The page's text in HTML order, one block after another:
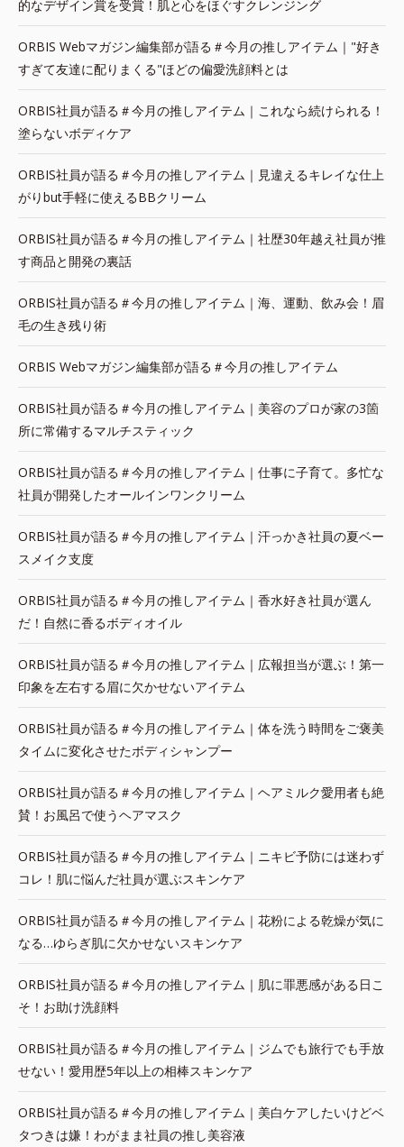
的なデザイン賞を受賞！肌と心をほぐすクレンジング
ORBIS Webマガジン編集部が語る＃今月の推しアイテム｜"好き
すぎて友達に配りまくる"ほどの偏愛洗顔料とは
ORBIS社員が語る＃今月の推しアイテム｜これなら続けられる！
塗らないボディケア
ORBIS社員が語る＃今月の推しアイテム｜見違えるキレイな仕上
がりbut手軽に使えるBBクリーム
ORBIS社員が語る＃今月の推しアイテム｜社歴30年越え社員が推
す商品と開発の裏話
ORBIS社員が語る＃今月の推しアイテム｜海、運動、飲み会！眉
毛の生き残り術
ORBIS Webマガジン編集部が語る＃今月の推しアイテム
ORBIS社員が語る＃今月の推しアイテム｜美容のプロが家の3箇
所に常備するマルチスティック
ORBIS社員が語る＃今月の推しアイテム｜仕事に子育て。多忙な
社員が開発したオールインワンクリーム
ORBIS社員が語る＃今月の推しアイテム｜汗っかき社員の夏ベー
スメイク支度
ORBIS社員が語る＃今月の推しアイテム｜香水好き社員が選ん
だ！自然に香るボディオイル
ORBIS社員が語る＃今月の推しアイテム｜広報担当が選ぶ！第一
印象を左右する眉に欠かせないアイテム
ORBIS社員が語る＃今月の推しアイテム｜体を洗う時間をご褒美
タイムに変化させたボディシャンプー
ORBIS社員が語る＃今月の推しアイテム｜ヘアミルク愛用者も絶
賛！お風呂で使うヘアマスク
ORBIS社員が語る＃今月の推しアイテム｜ニキビ予防には迷わず
コレ！肌に悩んだ社員が選ぶスキンケア
ORBIS社員が語る＃今月の推しアイテム｜花粉による乾燥が気に
なる…ゆらぎ肌に欠かせないスキンケア
ORBIS社員が語る＃今月の推しアイテム｜肌に罪悪感がある日こ
そ！お助け洗顔料
ORBIS社員が語る＃今月の推しアイテム｜ジムでも旅行でも手放
せない！愛用歴5年以上の相棒スキンケア
ORBIS社員が語る＃今月の推しアイテム｜美白ケアしたいけどベ
タつきは嫌！わがまま社員の推し美容液